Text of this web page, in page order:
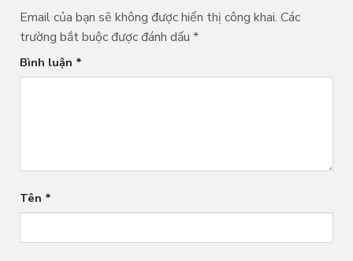
Email của bạn sẽ không được hiển thị công khai. Các
trường bắt buộc được đánh dấu *
Bình luận *
Tên *